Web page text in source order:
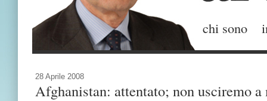
chi sono
28 Aprile 2008
Afghanistan: attentato; non usciremo